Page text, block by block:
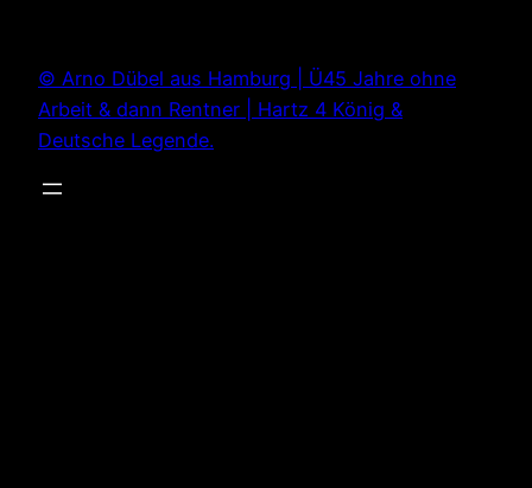
springen
© Arno Dübel aus Hamburg | Ü45 Jahre ohne
Arbeit & dann Rentner | Hartz 4 König &
Deutsche Legende.